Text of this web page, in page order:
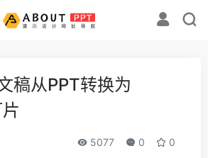
稿从PPT转换为
5077 0 0